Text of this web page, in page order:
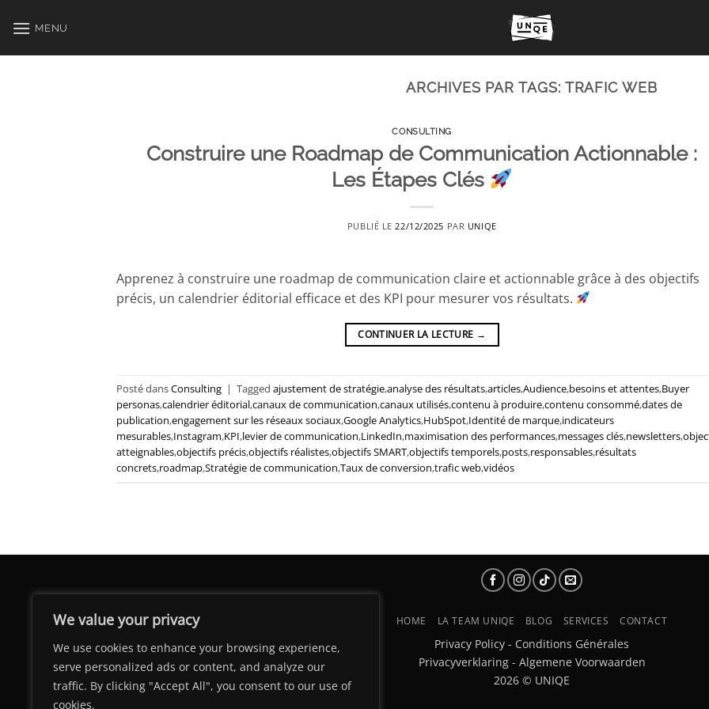
We value your privacy
We use cookies to enhance your browsing experience,
serve personalized ads or content, and analyze our
traffic. By clicking "Accept All", you consent to our use of
cookies.
au
MENU
ARCHIVES PAR TAGS: TRAFIC WEB
CONSULTING
Construire une Roadmap de Communication Actionnable :
Les Étapes Clés
PUBLIÉ LE 22/12/2025 PAR UNIQE
Apprenez à construire une roadmap de communication claire et actionnable grâce à des objectifs
précis, un calendrier éditorial efficace et des KPI pour mesurer vos résultats.
CONTINUER LA LECTURE →
Posté dansConsulting | Tagged ajustement de stratégie,analyse des résultats,articles,Audience,besoins et attentes,Buyer
personas,calendrier éditorial,canaux de communication,canaux utilisés,contenu à produire,contenu consommé,dates de
publication,engagement sur les réseaux sociaux,Google Analytics,HubSpot,Identité de marque,indicateurs
mesurables,Instagram,KPI,levier de communication,LinkedIn,maximisation des performances,messages clés,newsletters,
atteignables,objectifs précis,objectifs réalistes,objectifs SMART,objectifs temporels,posts,responsables,résultats
concrets,roadmap,Stratégie de communication,Taux de conversion,trafic web,vidéos
HOME LA TEAM UNIQE BLOG SERVICES CONTACT
Privacy Policy - Conditions Générales
Privacyverklaring- Algemene Voorwaarden
2026 © UNIQE